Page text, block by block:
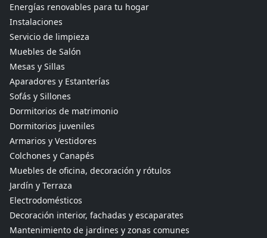
Energías renovables para tu hogar
Instalaciones
Servicio de limpieza
Muebles de Salón
Mesas y Sillas
Aparadores y Estanterías
Sofás y Sillones
Dormitorios de matrimonio
Dormitorios juveniles
Armarios y Vestidores
Colchones y Canapés
Muebles de oficina, decoración y rótulos
Jardín y Terraza
Electrodomésticos
Decoración interior, fachadas y escaparates
Mantenimiento de jardines y zonas comunes